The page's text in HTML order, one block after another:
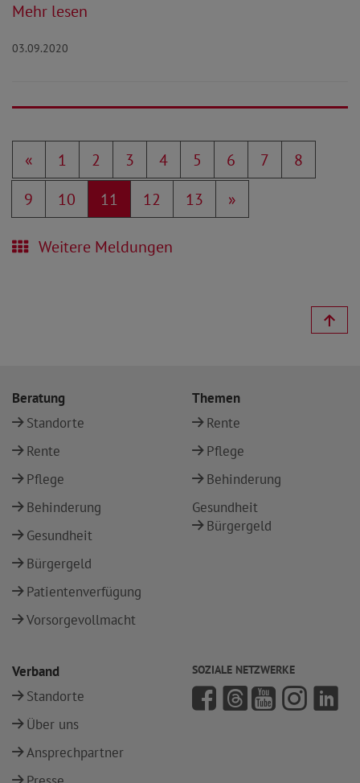
Mehr lesen
03.09.2020
« 1 2 3 4 5 6 7
8
9
10 11 12 13 »
Weitere Meldungen
Beratung
Standorte
Rente
Pflege
Behinderung
Gesundheit
Bürgergeld
Patientenverfügung
Vorsorgevollmacht
Themen
Rente
Pflege
Behinderung
Gesundheit
Bürgergeld
Verband
Standorte
Über uns
Ansprechpartner
SOZIALE NETZWERKE